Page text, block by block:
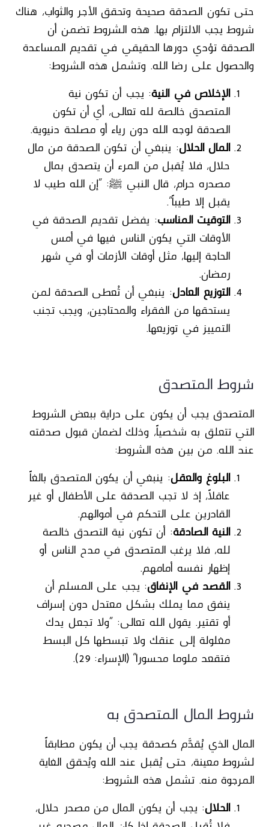
حتى تكون الصدقة صحيحة وتحقق الأجر والثواب، هناك
شروط يجب الالتزام بها. هذه الشروط تضمن أن
الصدقة تؤدي دورها الحقيقي في تقديم المساعدة
والحصول على رضا الله. وتشمل هذه الشروط:
الإخلاص في النية: يجب أن تكون نية
المتصدق خالصة لله تعالى، أي أن تكون
الصدقة لوجه الله دون رياء أو مصلحة دنيوية.
المال الحلال: ينبغي أن تكون الصدقة من مال
حلال، فلا يُقبل من المرء أن يتصدق بمال
مصدره حرام، قال النبي ﷺ: “إن الله طيب لا
يقبل إلا طيباً”.
التوقيت المناسب: يفضل تقديم الصدقة في
الأوقات التي يكون الناس فيها في أمس
الحاجة إليها، مثل أوقات الأزمات أو في شهر
رمضان.
التوزيع العادل: ينبغي أن تُعطى الصدقة لمن
يستحقها من الفقراء والمحتاجين، ويجب تجنب
التمييز في توزيعها.
شروط المتصدق
المتصدق يجب أن يكون على دراية ببعض الشروط
التي تتعلق به شخصياً، وذلك لضمان قبول صدقته
عند الله. من بين هذه الشروط:
البلوغ والعقل: ينبغي أن يكون المتصدق بالغاً
عاقلاً، إذ لا تجب الصدقة على الأطفال أو غير
القادرين على التحكم في أموالهم.
النية الصادقة: أن تكون نية التصدق خالصة
لله، فلا يرغب المتصدق في مدح الناس أو
إظهار نفسه أمامهم.
القصد في الإنفاق: يجب على المسلم أن
ينفق مما يملك بشكل معتدل دون إسراف
أو تقتير. يقول الله تعالى: “ولا تجعل يدك
مغلولة إلى عنقك ولا تبسطها كل البسط
فتقعد ملوما محسورا” (الإسراء: 29).
شروط المال المتصدق به
المال الذي يُقدَّم كصدقة يجب أن يكون مطابقاً
لشروط معينة، حتى يُقبل عند الله ويُحقق الغاية
المرجوة منه. تشمل هذه الشروط:
الحلال: يجب أن يكون المال من مصدر حلال،